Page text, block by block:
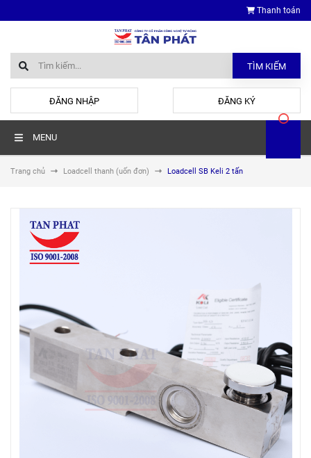
Thanh toán
TÌM KIẾM
ĐĂNG NHẬP ĐĂNG KÝ
MENU
Trang chủ Loadcell thanh (uốn đơn) Loadcell SB Keli 2 tấn